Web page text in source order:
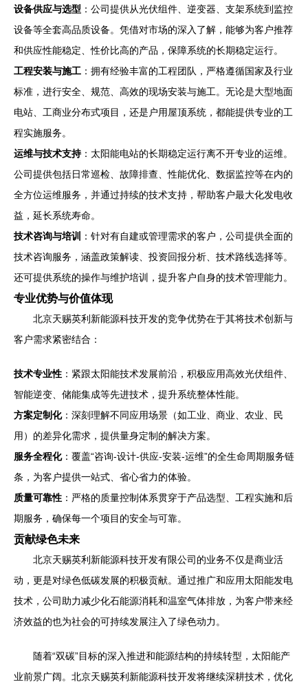
设备供应与选型 ：公司提供从光伏组件、逆变器、支架系统到监控
设备等全套高品质设备。凭借对市场的深入了解，能够为客户推荐
和供应性能稳定、性价比高的产品，保障系统的长期稳定运行。
工程安装与施工 ：拥有经验丰富的工程团队，严格遵循国家及行业
标准，进行安全、规范、高效的现场安装与施工。无论是大型地面
电站、工商业分布式项目，还是户用屋顶系统，都能提供专业的工
程实施服务。
运维与技术支持：太阳能电站的长期稳定运行离不开专业的运维。
公司提供包括日常巡检、故障排查、性能优化、数据监控等在内的
全方位运维服务，并通过持续的技术支持，帮助客户最大化发电收
益，延长系统寿命。
技术咨询与培训
：针对有自建或管理需求的客户，公司提供全面的
技术咨询服务，涵盖政策解读、投资回报分析、技术路线选择等。
还可提供系统的操作与维护培训，提升客户自身的技术管理能力。
专业优势与价值体现
北京天赐英利新能源科技开发的竞争优势在于其将技术创新与
客户需求紧密结合：
技术专业性 ：紧跟太阳能技术发展前沿，积极应用高效光伏组件、
智能逆变、储能集成等先进技术，提升系统整体性能。
方案定制化：深刻理解不同应用场景（如工业、商业、农业、民
用）的差异化需求，提供量身定制的解决方案。
服务全程化：覆盖“咨询-设计-供应-安装-运维”的全生命周期服务链
条，为客户提供一站式、省心省力的体验。
质量可靠性 ：严格的质量控制体系贯穿于产品选型、工程实施和后
期服务，确保每一个项目的安全与可靠。
贡献绿色未来
北京天赐英利新能源科技开发有限公司的业务不仅是商业活
动，更是对绿色低碳发展的积极贡献。通过推广和应用太阳能发电
技术，公司助力减少化石能源消耗和温室气体排放，为客户带来经
济效益的也为社会的可持续发展注入了绿色动力。
随着“双碳”目标的深入推进和能源结构的持续转型，太阳能产
业前景广阔。北京天赐英利新能源科技开发将继续深耕技术，优化